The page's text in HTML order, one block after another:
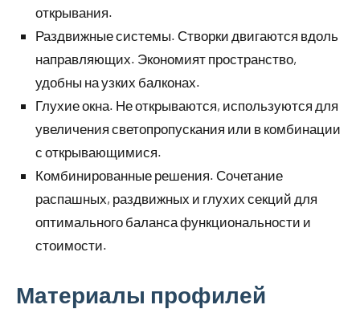
открывания.
Раздвижные системы. Створки двигаются вдоль
направляющих. Экономият пространство,
удобны на узких балконах.
Глухие окна. Не открываются, используются для
увеличения светопропускания или в комбинации
с открывающимися.
Комбинированные решения. Сочетание
распашных, раздвижных и глухих секций для
оптимального баланса функциональности и
стоимости.
Материалы профилей